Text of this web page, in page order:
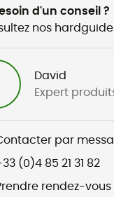
d'un conseil ?
nos
David
Expert
par
(0)4 85 21 31 82
rendez-vous